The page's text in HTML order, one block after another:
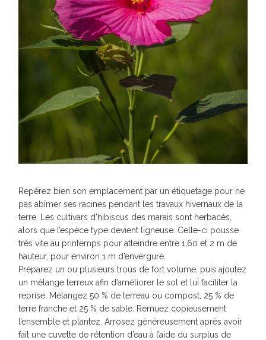
Repérez bien son emplacement par un étiquetage pour ne
pas abîmer ses racines pendant les travaux hivernaux de la
terre. Les cultivars d’hibiscus des marais sont herbacés,
alors que l’espèce type devient ligneuse. Celle-ci pousse
très vite au printemps pour atteindre entre 1,60 et 2 m de
hauteur, pour environ 1 m d’envergure.
Préparez un ou plusieurs trous de fort volume, puis ajoutez
un mélange terreux afin d’améliorer le sol et lui faciliter la
reprise. Mélangez 50 % de terreau ou compost, 25 % de
terre franche et 25 % de sable. Remuez copieusement
l’ensemble et plantez. Arrosez généreusement après avoir
fait une cuvette de rétention d’eau à l’aide du surplus de